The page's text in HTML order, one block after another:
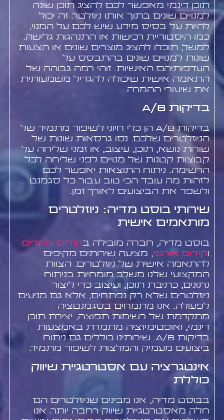
תוכן דינמי מאפשר לכם להציג תוכן שונה
למנויים שונים בתוך אותו ניוזלטר. זה יכול
להיות על בסיס מידע שיש לכם על המנוי,
כמו היסטוריית רכישות או התנהגות גלישה.
למשל, תוכלו להציג מוצרים שונים או הצעות
שונות למנויים שונים בהתבסס על
העדפותיהם האישיות. זוהי רמה גבוהה של
התאמה אישית שיכולה להגדיל משמעותית
את שיעורי ההמרה.
בדיקות A/B
בדיקות A/B הן כלי חיוני לשיפור מתמיד של
הניוזלטרים שלכם. נסו גרסאות שונות של
שורות נושא, תוכן, עיצוב, או זמני שליחה על
קבוצות קטנות של מנויים לפני שליחה לכל
הרשימה. ניתוח התוצאות יאפשר לכם
לזהות מה עובד הכי טוב עבור כל סגמנט
ולשפר את הביצועים לאורך זמן.
שירותי בוסט מדיה: ניוזלטרים
מותאמים אישית
בוסט מדיה, חברה מובילה בקידום אתרים
וקידום אורגני, מציעה שירותים מקיפים
להתאמה אישית של ניוזלטרים. הצוות
המקצועי שלנו משלב מומחיות בניתוח
נתונים, כתיבת תוכן, ועיצוב כדי ליצור
ניוזלטרים שלא רק נפתחים, אלא גם מניעים
לפעולה. אנו מתמחים בסגמנטציה
מתקדמת של רשימות תפוצה, יצירת תוכן
דינמי, ואופטימיזציה מתמדת באמצעות
בדיקות A/B. שירותינו כוללים גם ניתוח
ביצועים מעמיק והמלצות לשיפור מתמיד.
אינטגרציה עם אסטרטגיית שיווק
כוללת
בבוסט מדיה, אנו מבינים שניוזלטרים הם
חלק מאסטרטגיית שיווק רחבה יותר. אנו